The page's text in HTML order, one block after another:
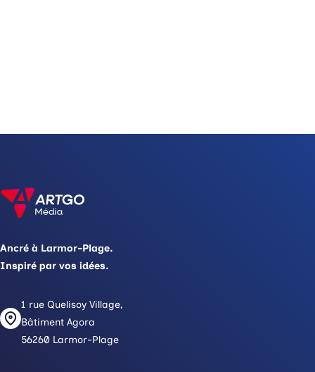
Ancré à Larmor-Plage.
Inspiré par vos idées.
1 rue Quelisoy Village,
Bâtiment Agora
56260 Larmor-Plage